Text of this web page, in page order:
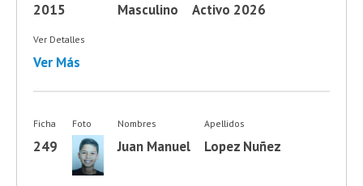
2015 Masculino Activo 2026
Ver Detalles
Ver Más
Ficha
249
Foto Nombres
Juan Manuel
Apellidos
Lopez Nuñez